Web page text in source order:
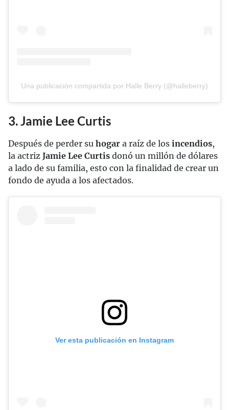
Una publicación compartida por Halle Berry (@halleberry)
3. Jamie Lee Curtis
Después de perder su hogar a raíz de los incendios,
la actriz Jamie Lee Curtis donó un millón de dólares
a lado de su familia, esto con la finalidad de crear un
fondo de ayuda a los afectados.
Ver esta publicación en Instagram